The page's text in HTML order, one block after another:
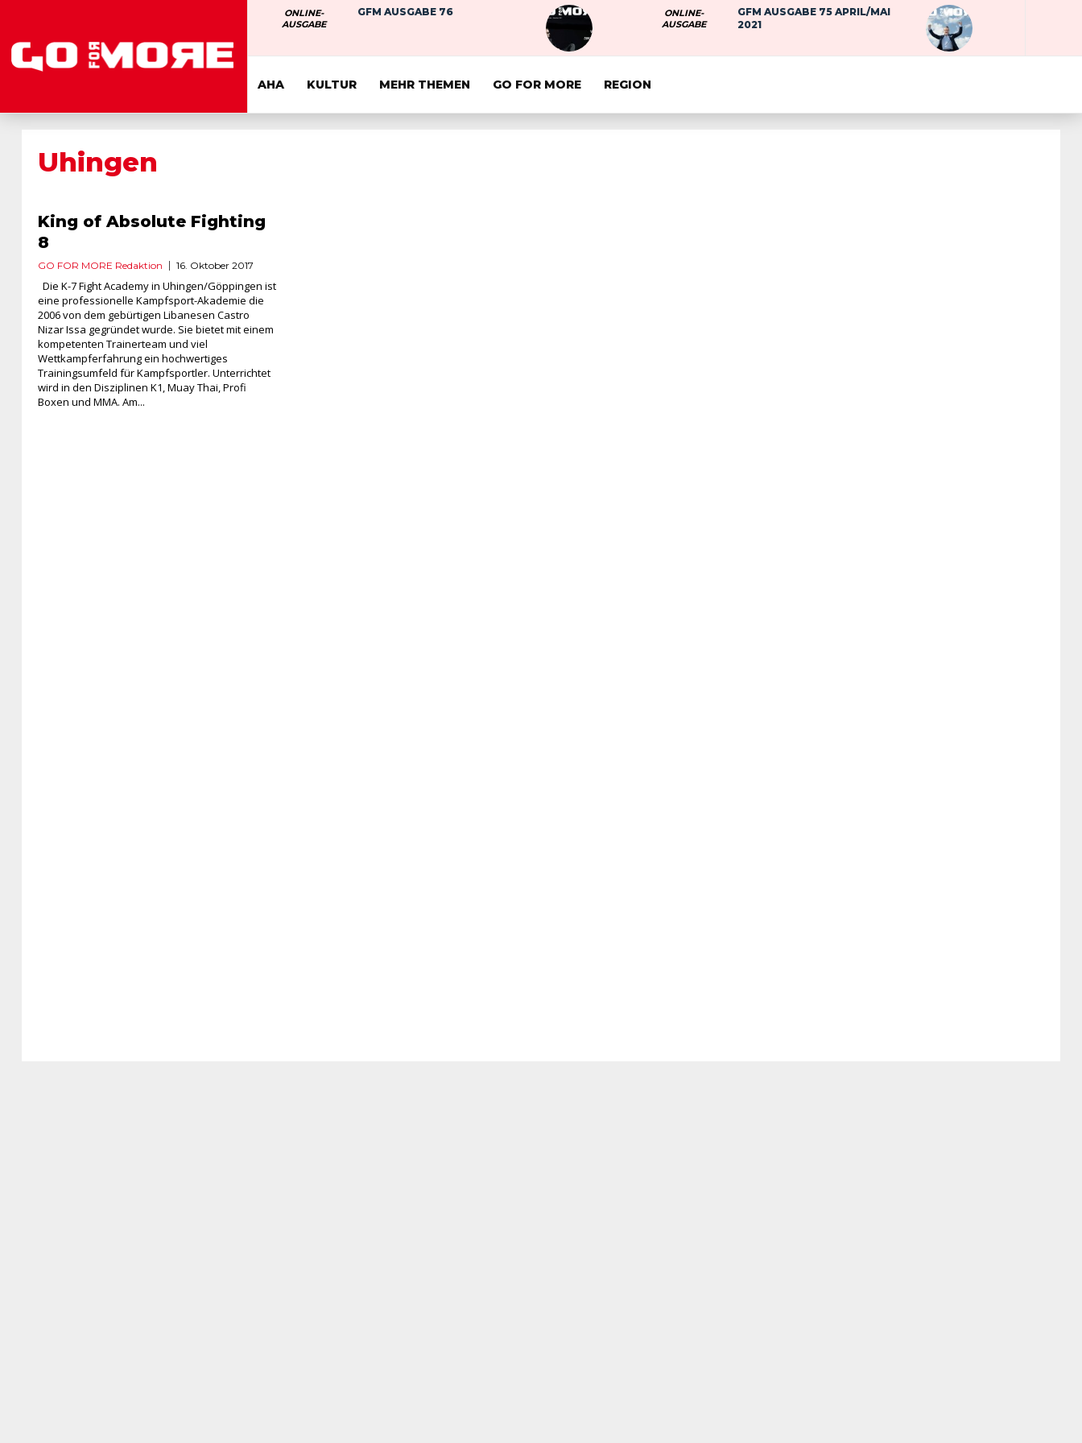
ONLINE-
AUSGABE
GFM AUSGABE 76
ONLINE-
AUSGABE
GFM AUSGABE 75 APRIL/MAI
2021
AHA KULTUR MEHR THEMEN GO FOR MORE REGION
Uhingen
King of Absolute Fighting
8
GO FOR MORE Redaktion 16. Oktober 2017
Die K-7 Fight Academy in Uhingen/Göppingen ist
eine professionelle Kampfsport-Akademie die
2006 von dem gebürtigen Libanesen Castro
Nizar Issa gegründet wurde. Sie bietet mit einem
kompetenten Trainerteam und viel
Wettkampferfahrung ein hochwertiges
Trainingsumfeld für Kampfsportler. Unterrichtet
wird in den Disziplinen K1, Muay Thai, Profi
Boxen und MMA. Am...